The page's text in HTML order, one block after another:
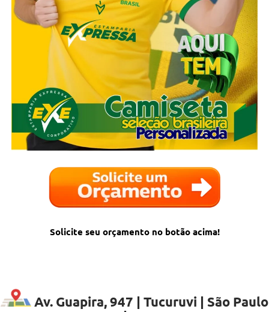
Solicite seu orçamento no botão acima!
Av. Guapira, 947 | Tucuruvi | São Paulo